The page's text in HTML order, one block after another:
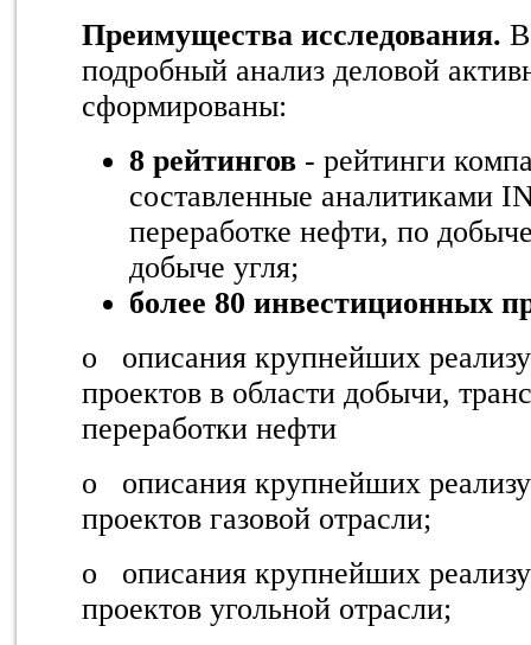
Преимущества исследования.
подробный анализ деловой
сформированы:
8 рейтингов - рейтинги
составленные аналитиками
переработке нефти, по
добыче угля;
более 80 инвестиционных
o описания крупнейших
проектов в области добычи,
переработки нефти
o описания крупнейших
проектов газовой отрасли;
o описания крупнейших
проектов угольной отрасли;